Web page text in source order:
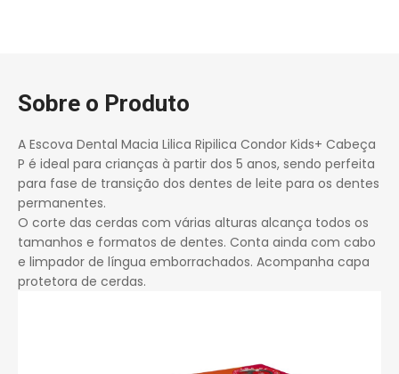
Sobre o Produto
A Escova Dental Macia Lilica Ripilica Condor Kids+ Cabeça
P é ideal para crianças à partir dos 5 anos, sendo perfeita
para fase de transição dos dentes de leite para os dentes
permanentes.
O corte das cerdas com várias alturas alcança todos os
tamanhos e formatos de dentes. Conta ainda com cabo
e limpador de língua emborrachados. Acompanha capa
protetora de cerdas.